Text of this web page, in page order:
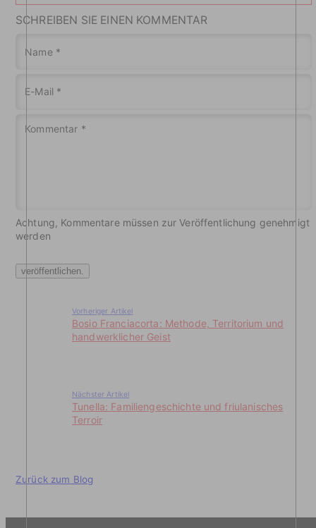
SCHREIBEN SIE EINEN KOMMENTAR
Name *
E-Mail *
Kommentar *
Achtung, Kommentare müssen zur Veröffentlichung genehmigt
werden
Vorheriger Artikel
Bosio Franciacorta: Methode, Territorium und
handwerklicher Geist
Nächster Artikel
Tunella: Familiengeschichte und friulanisches
Terroir
Zurück zum Blog